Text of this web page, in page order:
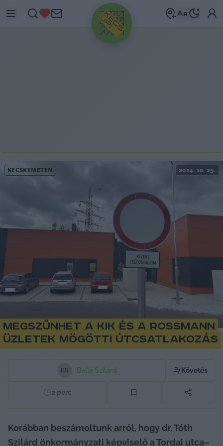
HIRDETÉS
KECSKEMÉTEN 2024. 10. 25.
Megszűnhet a KiK és a Rossmann
üzletek mögötti útcsatlakozás
BS Balla Szilárd Követés
2 perc
Korábban beszámoltunk arról, hogy dr. Tóth
Szilárd önkormányzati képviselő a Tordai utca–